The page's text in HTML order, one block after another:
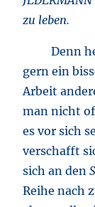
zu leben.
Denn
gern ein
Arbeit
man nicht
es vor sich
verschafft
sich an den
Reihe nach